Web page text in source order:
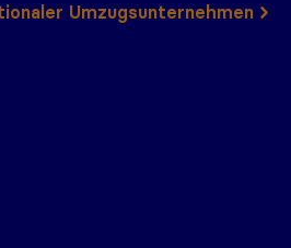
Umzugsunternehmen